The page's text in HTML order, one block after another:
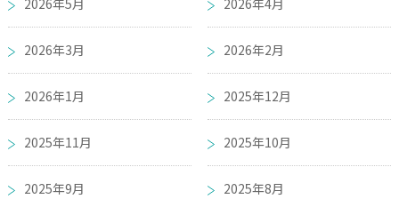
2026年3月 2026年2月
2026年1月 2025年12月
2025年11月 2025年10月
2025年9月 2025年8月